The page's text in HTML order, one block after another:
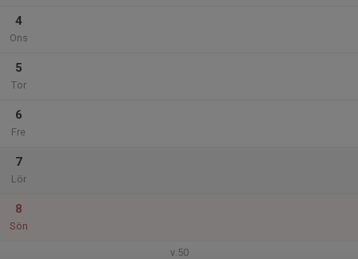
4
Ons
5
Tor
6
Fre
7
Lör
8
Sön
v.50